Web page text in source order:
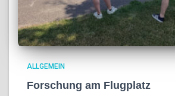
ALLGEMEIN
Forschung am Flugplatz